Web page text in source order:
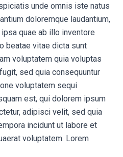
unde omnis iste natus
doloremque laudantium,
quae ab illo inventore
beatae vitae dicta sunt
voluptatem quia voluptas
sed quia consequuntur
voluptatem sequi
est, qui dolorem ipsum
adipisci velit, sed quia
incidunt ut labore et
voluptatem. Lorem